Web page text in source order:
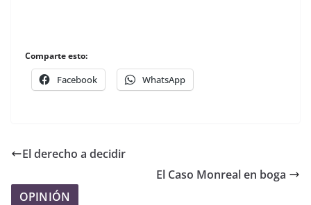
Comparte esto:
Facebook WhatsApp
El derecho a decidir
El Caso Monreal en boga
OPINIÓN